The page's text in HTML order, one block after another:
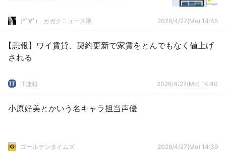
(*ﾟ∀ﾟ)ゞカガクニュース隊 2026/4/27(Mo) 14:45
【悲報】ワイ賃貸、契約更新で家賃をとんでもなく値上げ
される
IT速報 2026/4/27(Mo) 14:40
小原好美とかいう名キャラ担当声優
ゴールデンタイムズ 2026/4/27(Mo) 14:39